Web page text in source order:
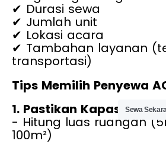
Harga tergantung:
✔ Durasi sewa
✔ Jumlah unit
✔ Lokasi acara
✔ Tambahan layanan
Tips Memilih Penyewa
1. Pastikan Kapasitas
- Hitung luas ruangan
Sewa